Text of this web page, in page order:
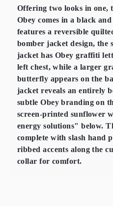
Offering two looks in one,
Obey comes in a black
features a reversible
bomber jacket design, the
jacket has Obey graffiti
left chest, while a larger
butterfly appears on the
jacket reveals an entirely
subtle Obey branding on
screen-printed sunflower
energy solutions" below.
complete with slash hand
ribbed accents along the
collar for comfort.